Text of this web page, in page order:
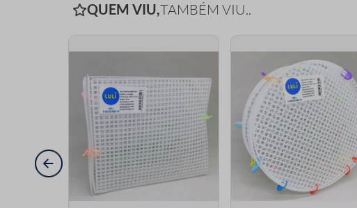
QUEM VIU,TAMBÉM VIU..